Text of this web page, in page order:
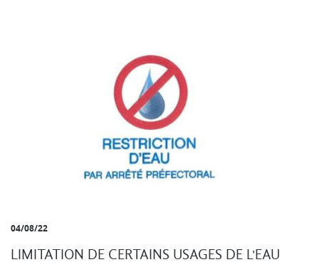
04/08/22
LIMITATION DE CERTAINS USAGES DE L'EAU